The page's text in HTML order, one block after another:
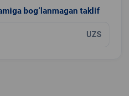
bog‘lanmagan taklif
UZS